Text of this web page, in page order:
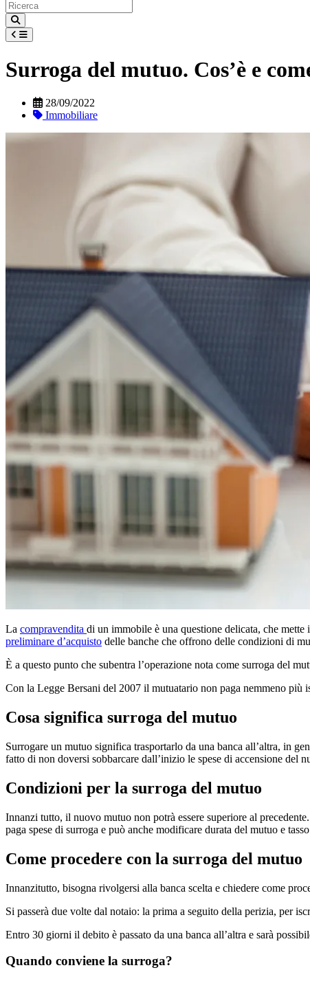
Surroga del mutuo. Cos’è e
28/09/2022
Immobiliare
La compravendita di un immobile è una questione delicata, che
preliminare d’acquisto delle banche che offrono delle condizioni di
È a questo punto che subentra l’operazione nota come surroga del
Con la Legge Bersani del 2007 il mutuatario non paga nemmeno più
Cosa significa surroga del mutuo
Surrogare un mutuo significa trasportarlo da una banca all’altra, in
fatto di non doversi sobbarcare dall’inizio le spese di accensione del
Condizioni per la surroga del mutuo
Innanzi tutto, il nuovo mutuo non potrà essere superiore al
paga spese di surroga e può anche modificare durata del mutuo e
Come procedere con la surroga del mutuo
Innanzitutto, bisogna rivolgersi alla banca scelta e chiedere come
Si passerà due volte dal notaio: la prima a seguito della perizia, per
Entro 30 giorni il debito è passato da una banca all’altra e sarà
Quando conviene la surroga?